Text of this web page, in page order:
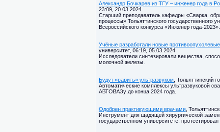
Александр Бочкарев из ТГУ – инженер года в
23:09, 20.03.2024
Старший преподаватель кафедры «Сварка,
процессы» Тольяттинского государственного
Всероссийского конкурса «Инженер года-2023».
Учёные разработали новые
университет, 06:19, 05.03.2024
Исследователи синтезировали вещества,
молочной железы.
Будут «варить» ультразвуком , Тольяттинский
Автоматические комплексы ультразвуковой
АВТОВАЗу до конца 2024 года.
Одобрен практикующими врачами ,
Инструмент для щадящей хирургической
государственном университете,